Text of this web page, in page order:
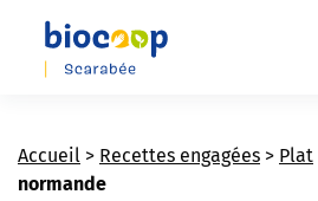
Skip
content
Accueil > Recettes engagées > Plat
normande